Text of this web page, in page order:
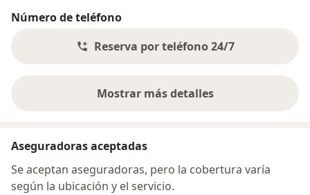
Número de teléfono
Reserva por teléfono 24/7
Mostrar más detalles
sobre la dirección
Aseguradoras aceptadas
Se aceptan aseguradoras, pero la cobertura varía
según la ubicación y el servicio.